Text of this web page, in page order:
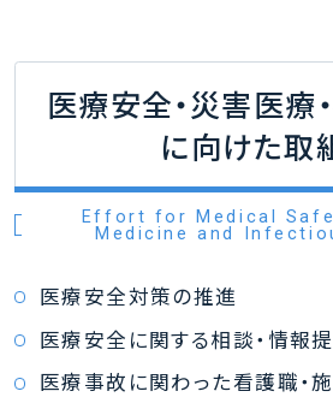
医療安全・災害医療
に向けた取
Effort for Medical
Medicine and
医療安全対策の推進
医療安全に関する相談・情報
医療事故に関わった看護職・